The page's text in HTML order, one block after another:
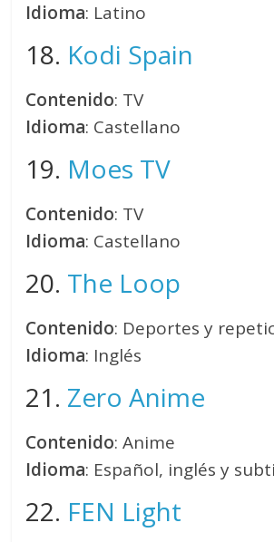
Idioma: Latino
18. Kodi Spain
Contenido: TV
Idioma: Castellano
19. Moes TV
Contenido: TV
Idioma: Castellano
20. The Loop
Contenido: Deportes y
Idioma: Inglés
21. Zero Anime
Contenido: Anime
Idioma: Español, inglés y
22. FEN Light